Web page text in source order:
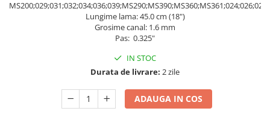
Lungime lama: 45.0 cm (18")
Grosime canal: 1.6 mm
Pas: 0.325"
IN STOC
Durata de livrare: 2 zile
ADAUGA IN COS